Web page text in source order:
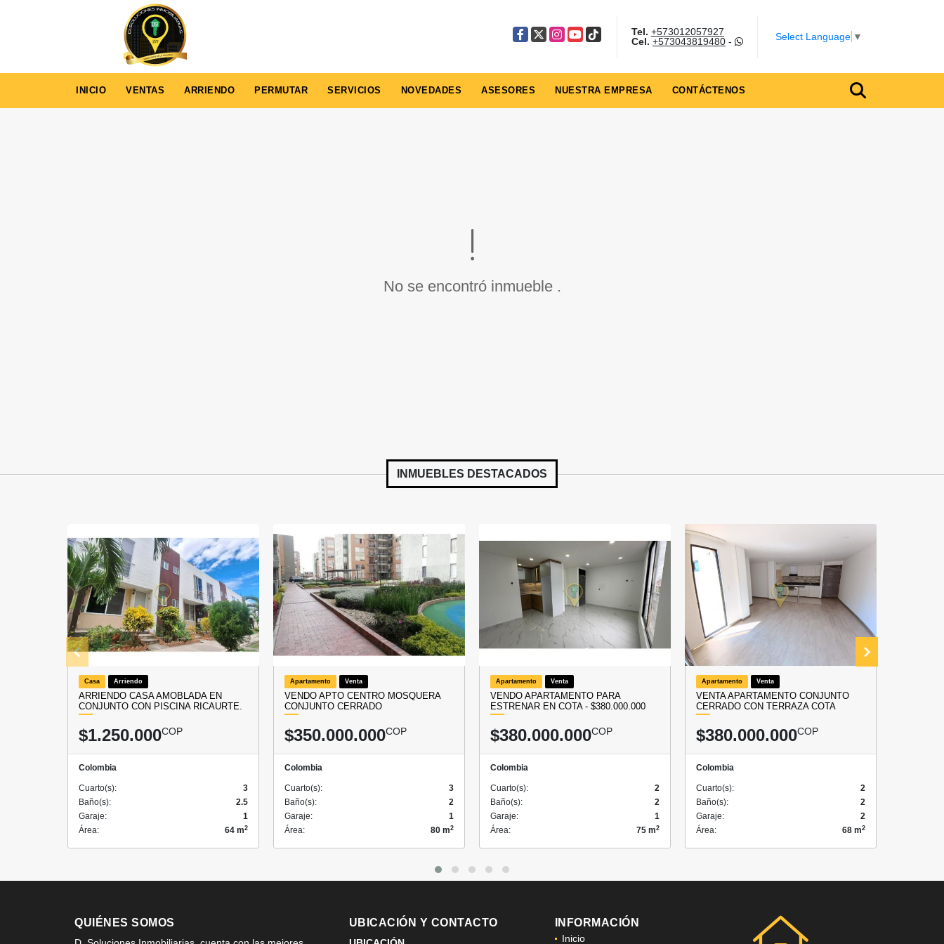
Facebook
X Instagram
YouTube
TikTok Tel. +573012057927
Cel. +573043819480- Select Language ▼
INICIO VENTAS ARRIENDO PERMUTAR SERVICIOS NOVEDADES ASESORES NUESTRA EMPRESA CONTÁCTENOS
No se encontró inmueble .
INMUEBLES DESTACADOS
Casa Arriendo
ARRIENDO CASA AMOBLADA EN
CONJUNTO CON PISCINA RICAURTE.
$1.250.000COP
Colombia
Cuarto(s):
3
Baño(s):
2.5
Garaje:
1
Área:
64 m2
Apartamento Venta
VENDO APTO CENTRO MOSQUERA
CONJUNTO CERRADO
$350.000.000COP
Colombia
Cuarto(s):
3
Baño(s):
2
Garaje:
1
Área:
80 m2
Apartamento Venta
VENDO APARTAMENTO PARA
ESTRENAR EN COTA - $380.000.000
$380.000.000COP
Colombia
Cuarto(s):
2
Baño(s):
2
Garaje:
1
Área:
75 m2
Apartamento Venta
VENTA APARTAMENTO CONJUNTO
CERRADO CON TERRAZA COTA
$380.000.000COP
Colombia
Cuarto(s):
2
Baño(s):
2
Garaje:
2
Área:
68 m2
QUIÉNES SOMOS UBICACIÓN Y CONTACTO INFORMACIÓN
Inicio